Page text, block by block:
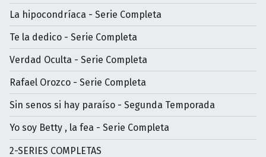
La hipocondríaca - Serie Completa
Te la dedico - Serie Completa
Verdad Oculta - Serie Completa
Rafael Orozco - Serie Completa
Sin senos si hay paraíso - Segunda Temporada
Yo soy Betty , la fea - Serie Completa
2-SERIES COMPLETAS